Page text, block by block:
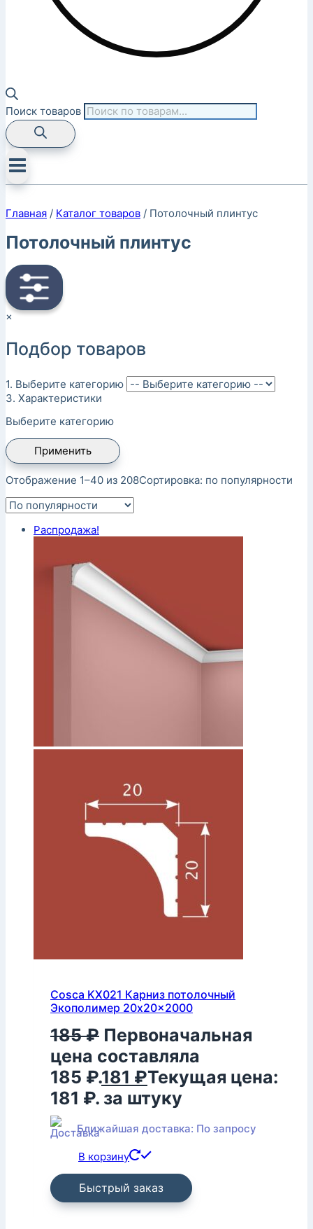
Поиск товаров
Главная / Каталог товаров / Потолочный плинтус
Потолочный плинтус
×
Подбор товаров
1. Выберите категорию
3. Характеристики
Выберите категорию
Применить
Отображение 1–40 из 208Сортировка: по популярности
Распродажа!
Cosca KX021 Карниз потолочный
Экополимер 20x20x2000
185₽ Первоначальная
цена составляла
185 ₽.181 ₽Текущая цена:
181 ₽. за штуку
Ближайшая доставка: По запросу
В корзину
Быстрый заказ